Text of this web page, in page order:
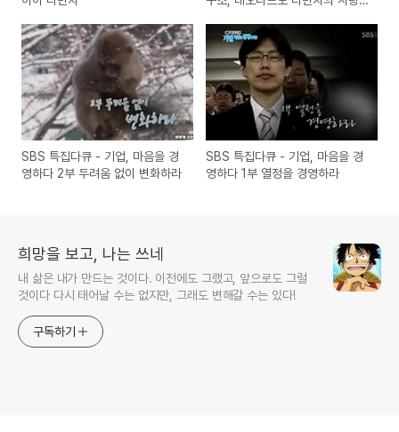
SBS 특집다큐 - 기업, 마음을 경
영하다 2부 두려움 없이 변화하라
SBS 특집다큐 - 기업, 마음을 경
영하다 1부 열정을 경영하라
희망을 보고, 나는 쓰네
내 삶은 내가 만드는 것이다. 이전에도 그랬고, 앞으로도 그럴
것이다 다시 태어날 수는 없지만, 그래도 변해갈 수는 있다!
구독하기